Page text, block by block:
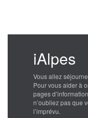
iAlpes
Vous allez
Pour vous aider à
pages
n’oubliez pas que
l’imprévu.